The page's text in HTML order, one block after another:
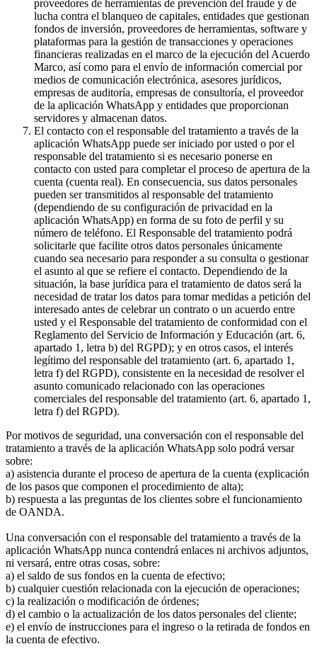
proveedores de herramientas de prevención del fraude y de
lucha contra el blanqueo de capitales, entidades que gestionan
fondos de inversión, proveedores de herramientas, software y
plataformas para la gestión de transacciones y operaciones
financieras realizadas en el marco de la ejecución del Acuerdo
Marco, así como para el envío de información comercial por
medios de comunicación electrónica, asesores jurídicos,
empresas de auditoría, empresas de consultoría, el proveedor
de la aplicación WhatsApp y entidades que proporcionan
servidores y almacenan datos.
El contacto con el responsable del tratamiento a través de la
aplicación WhatsApp puede ser iniciado por usted o por el
responsable del tratamiento si es necesario ponerse en
contacto con usted para completar el proceso de apertura de la
cuenta (cuenta real). En consecuencia, sus datos personales
pueden ser transmitidos al responsable del tratamiento
(dependiendo de su configuración de privacidad en la
aplicación WhatsApp) en forma de su foto de perfil y su
número de teléfono. El Responsable del tratamiento podrá
solicitarle que facilite otros datos personales únicamente
cuando sea necesario para responder a su consulta o gestionar
el asunto al que se refiere el contacto. Dependiendo de la
situación, la base jurídica para el tratamiento de datos será la
necesidad de tratar los datos para tomar medidas a petición del
interesado antes de celebrar un contrato o un acuerdo entre
usted y el Responsable del tratamiento de conformidad con el
Reglamento del Servicio de Información y Educación (art. 6,
apartado 1, letra b) del RGPD); y en otros casos, el interés
legítimo del responsable del tratamiento (art. 6, apartado 1,
letra f) del RGPD), consistente en la necesidad de resolver el
asunto comunicado relacionado con las operaciones
comerciales del responsable del tratamiento (art. 6, apartado 1,
letra f) del RGPD).
Por motivos de seguridad, una conversación con el responsable del
tratamiento a través de la aplicación WhatsApp solo podrá versar
sobre:
a) asistencia durante el proceso de apertura de la cuenta (explicación
de los pasos que componen el procedimiento de alta);
b) respuesta a las preguntas de los clientes sobre el funcionamiento
de OANDA.
Una conversación con el responsable del tratamiento a través de la
aplicación WhatsApp nunca contendrá enlaces ni archivos adjuntos,
ni versará, entre otras cosas, sobre:
a) el saldo de sus fondos en la cuenta de efectivo;
b) cualquier cuestión relacionada con la ejecución de operaciones;
c) la realización o modificación de órdenes;
d) el cambio o la actualización de los datos personales del cliente;
e) el envío de instrucciones para el ingreso o la retirada de fondos en
la cuenta de efectivo.